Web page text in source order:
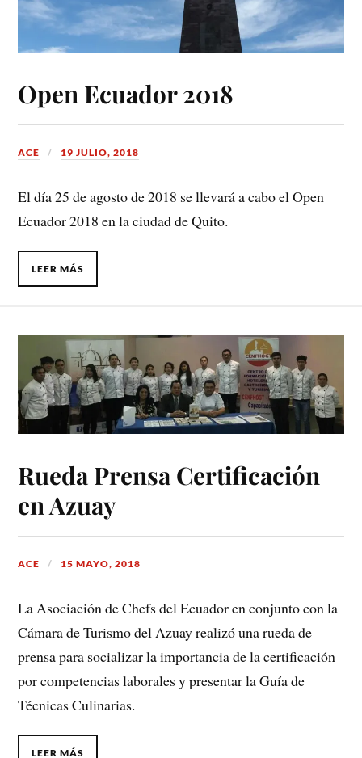
Open Ecuador 2018
ACE 19 JULIO, 2018
El día 25 de agosto de 2018 se llevará a cabo el Open
Ecuador 2018 en la ciudad de Quito.
LEER MÁS
Rueda Prensa Certificación
en Azuay
ACE 15 MAYO, 2018
La Asociación de Chefs del Ecuador en conjunto con la
Cámara de Turismo del Azuay realizó una rueda de
prensa para socializar la importancia de la certificación
por competencias laborales y presentar la Guía de
Técnicas Culinarias.
LEER MÁS